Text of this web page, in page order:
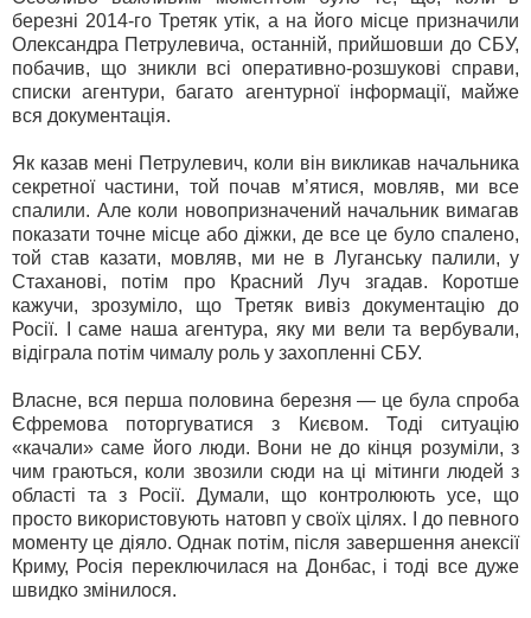
березні 2014-го Третяк утік, а на його місце призначили
Олександра Петрулевича, останній, прийшовши до СБУ,
побачив, що зникли всі оперативно-розшукові справи,
списки агентури, багато агентурної інформації, майже
вся документація.
Як казав мені Петрулевич, коли він викликав начальника
секретної частини, той почав м’ятися, мовляв, ми все
спалили. Але коли новопризначений начальник вимагав
показати точне місце або діжки, де все це було спалено,
той став казати, мовляв, ми не в Луганську палили, у
Стаханові, потім про Красний Луч згадав. Коротше
кажучи, зрозуміло, що Третяк вивіз документацію до
Росії. І саме наша агентура, яку ми вели та вербували,
відіграла потім чималу роль у захопленні СБУ.
Власне, вся перша половина березня — це була спроба
Єфремова поторгуватися з Києвом. Тоді ситуацію
«качали» саме його люди. Вони не до кінця розуміли, з
чим граються, коли звозили сюди на ці мітинги людей з
області та з Росії. Думали, що конт­ролюють усе, що
просто використовують натовп у своїх цілях. І до певного
моменту це діяло. Однак потім, після завершення анексії
Криму, Росія переключилася на Донбас, і тоді все дуже
швидко змінилося.